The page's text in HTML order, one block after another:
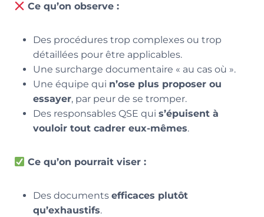
Ce qu’on observe :
Des procédures trop complexes ou trop
détaillées pour être applicables.
Une surcharge documentaire « au cas où ».
Une équipe qui n’ose plus proposer ou
essayer, par peur de se tromper.
Des responsables QSE qui s’épuisent à
vouloir tout cadrer eux-mêmes.
Ce qu’on pourrait viser :
Des documents efficaces plutôt
qu’exhaustifs.